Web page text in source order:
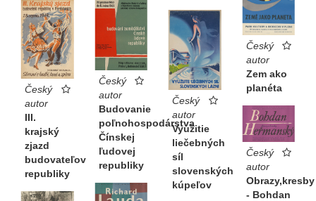
Český
autor
Zem ako
planéta
Český
autor
Budovanie
poľnohospodárstva
Čínskej
ľudovej
republiky
Český
autor
III.
krajský
zjazd
budovateľov
republiky
Český
autor
Využitie
liečebných
síl
slovenských
kúpeľov
Český
autor
Obrazy,kresby
- Bohdan